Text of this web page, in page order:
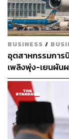
ทางเศรษฐกิจแล
ว่า หากรัฐบาลจ
คลัง ควรเป็นมาต
หลีกเลี่ยงการเพิ่
การประหยัดพลัง
นอกจากนี้ ประเ
ธุรกิจ พัฒนาทักษ
ใหม่ โดยเฉพาะ
ผลิตภาพในระยะ
BUSINESS /
อุตสาหกรรมการ
เพลิงพุ่ง-เยนผัน
ร่วง